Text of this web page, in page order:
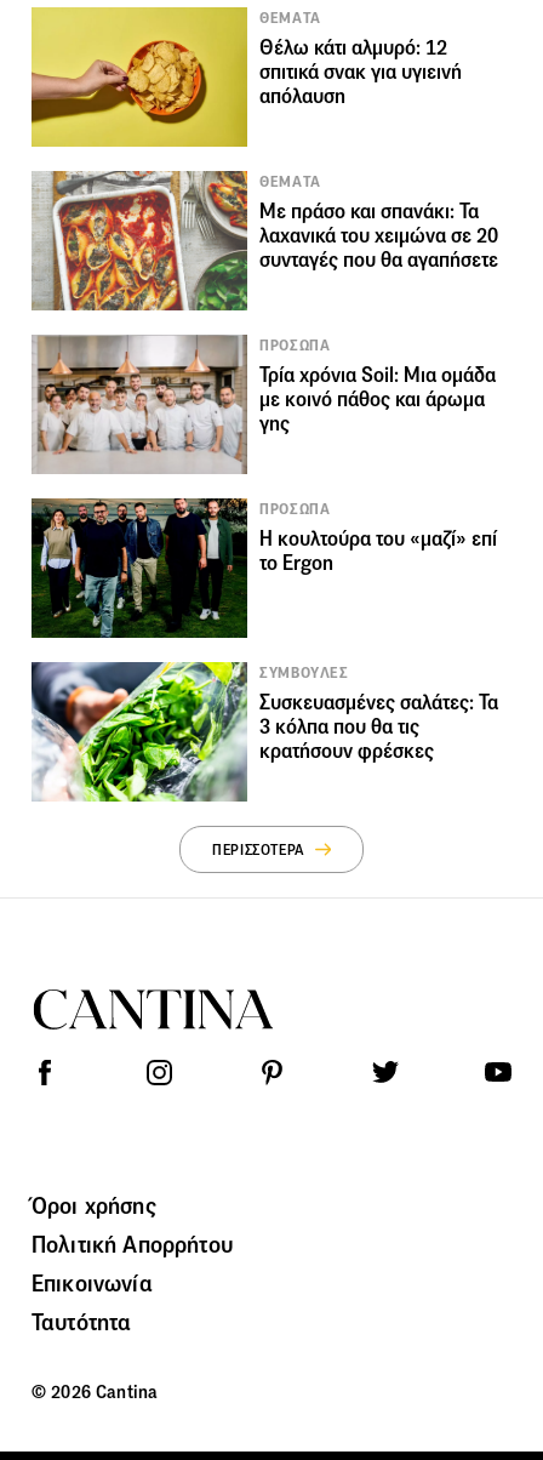
ΘΕΜΑΤΑ
Θέλω κάτι αλμυρό: 12
σπιτικά σνακ για υγιεινή
απόλαυση
ΘΕΜΑΤΑ
Με πράσο και σπανάκι: Τα
λαχανικά του χειμώνα σε 20
συνταγές που θα αγαπήσετε
ΠΡΟΣΩΠΑ
Τρία χρόνια Soil: Μια ομάδα
με κοινό πάθος και άρωμα
γης
ΠΡΟΣΩΠΑ
Η κουλτούρα του «μαζί» επί
το Ergon
ΣΥΜΒΟΥΛΕΣ
Συσκευασμένες σαλάτες: Τα
3 κόλπα που θα τις
κρατήσουν φρέσκες
ΠΕΡΙΣΣΟΤΕΡΑ
Όροι χρήσης
Πολιτική Απορρήτου
Επικοινωνία
Ταυτότητα
© 2026 Cantina